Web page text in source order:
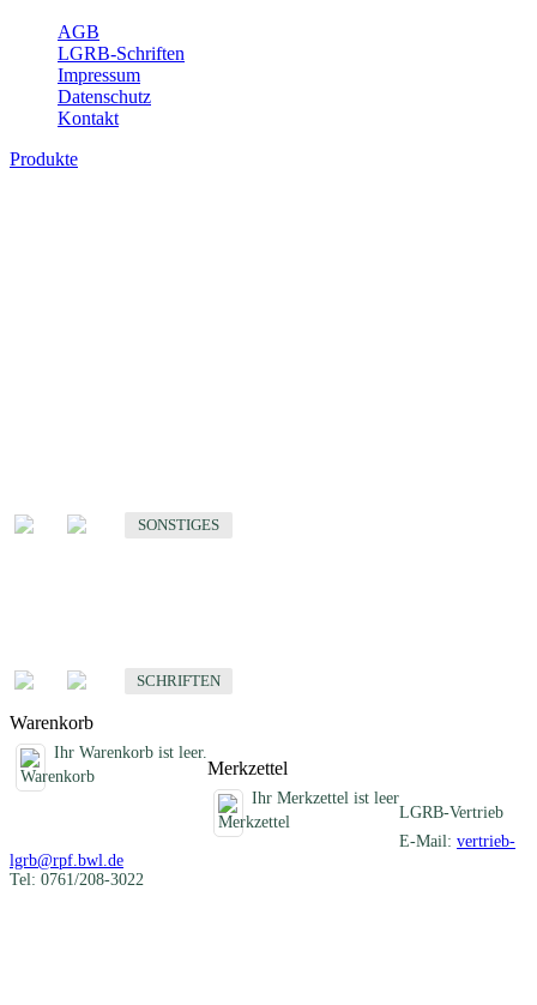
AGB
LGRB-Schriften
Impressum
Datenschutz
Kontakt
Produkte
SONSTIGES
SCHRIFTEN
Warenkorb
Ihr Warenkorb ist leer.
Merkzettel
Ihr Merkzettel ist leer
LGRB-Vertrieb
E-Mail: vertrieb-
lgrb@rpf.bwl.de
Tel: 0761/208-3022